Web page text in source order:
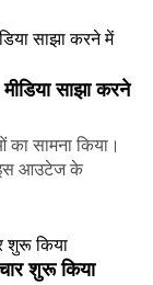
साझा करने
का सामना किया।
इस आउटेज के
शुरू किया